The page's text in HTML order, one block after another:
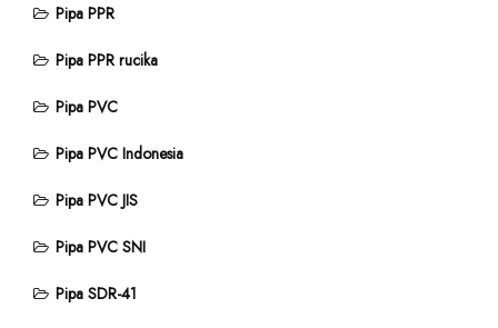
Pipa PPR
Pipa PPR rucika
Pipa PVC
Pipa PVC Indonesia
Pipa PVC JIS
Pipa PVC SNI
Pipa SDR-41